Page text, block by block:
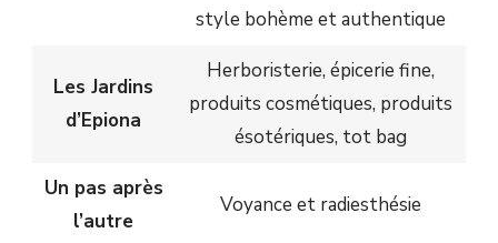
style bohème et authentique
Les Jardins
d’Epiona
Herboristerie, épicerie fine,
produits cosmétiques, produits
ésotériques, tot bag
Un pas après
l’autre
Voyance et radiesthésie